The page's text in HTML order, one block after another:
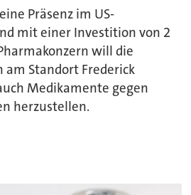
Präsenz im US-
mit einer Investition von 2
will die
am Standort Frederick
Medikamente gegen
herzustellen.